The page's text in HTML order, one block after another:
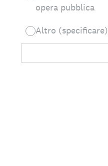
opera pubblica
Altro (specificare)